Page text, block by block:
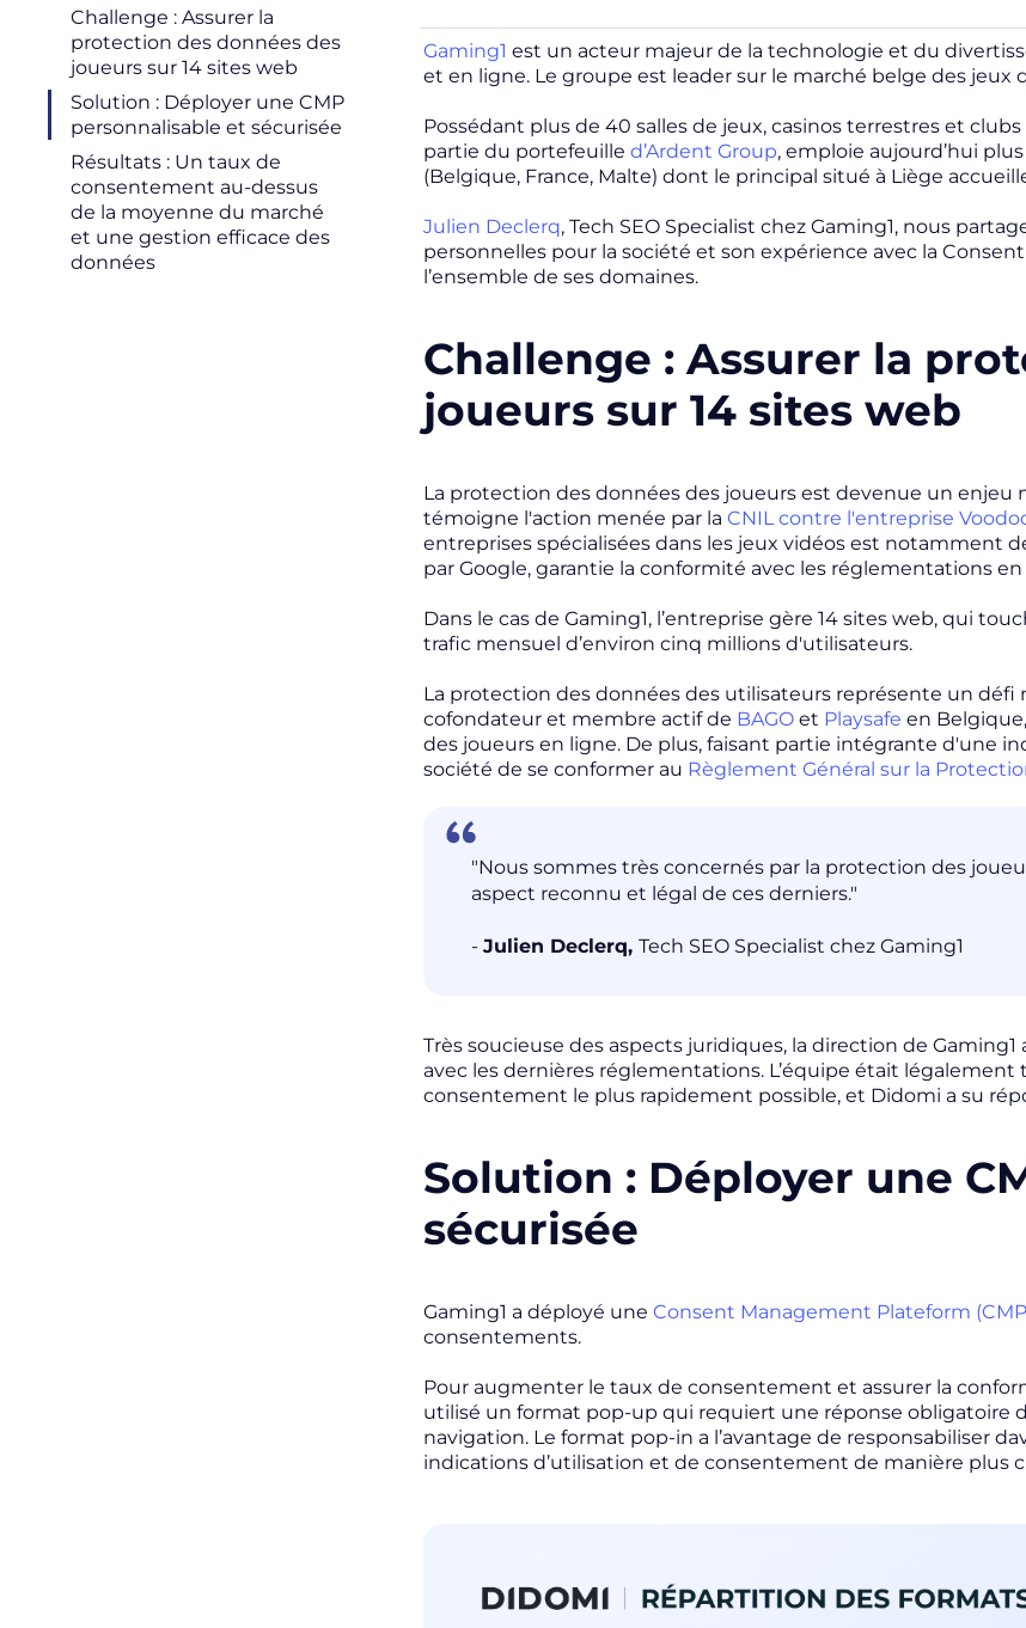
Challenge : Assurer la
protection des données des
joueurs sur 14 sites web
Solution : Déployer une CMP
personnalisable et sécurisée
Résultats : Un taux de
consentement au-dessus
de la moyenne du marché
et une gestion efficace des
données
Gaming1 est un acteur majeur de la technologie et du
et en ligne. Le groupe est leader sur le marché belge des jeux
Possédant plus de 40 salles de jeux, casinos terrestres et
partie du portefeuille d’Ardent Group, emploie aujourd’hui
(Belgique, France, Malte) dont le principal situé à Liège
Julien Declerq, Tech SEO Specialist chez Gaming1, nous
personnelles pour la société et son expérience avec la
l’ensemble de ses domaines.
Challenge : Assurer la
joueurs sur 14 sites web
La protection des données des joueurs est devenue un
témoigne l'action menée par la CNIL contre l'entreprise
entreprises spécialisées dans les jeux vidéos est notamment
par Google, garantie la conformité avec les réglementations
Dans le cas de Gaming1, l’entreprise gère 14 sites web, qui
trafic mensuel d’environ cinq millions d'utilisateurs.
La protection des données des utilisateurs représente un défi
cofondateur et membre actif de BAGO et Playsafe en
des joueurs en ligne. De plus, faisant partie intégrante d'une
société de se conformer au Règlement Général sur la
"Nous sommes très concernés par la protection des
aspect reconnu et légal de ces derniers."
- Julien Declerq, Tech SEO Specialist chez Gaming1
Très soucieuse des aspects juridiques, la direction de
avec les dernières réglementations. L’équipe était
consentement le plus rapidement possible, et Didomi a su
Solution : Déployer une
sécurisée
Gaming1 a déployé une Consent Management Plateform
consentements.
Pour augmenter le taux de consentement et assurer la
utilisé un format pop-up qui requiert une réponse obligatoire
navigation. Le format pop-in a l’avantage de responsabiliser
indications d’utilisation et de consentement de manière plus